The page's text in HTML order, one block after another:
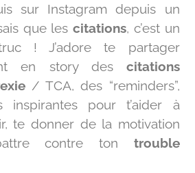
sur Instagram depuis un
que lescitations, c’est un
! J’adore te partager
en story des citations
/ TCA, des “reminders”,
inspirantes pour t’aider à
te donner de la motivation
contre ton trouble